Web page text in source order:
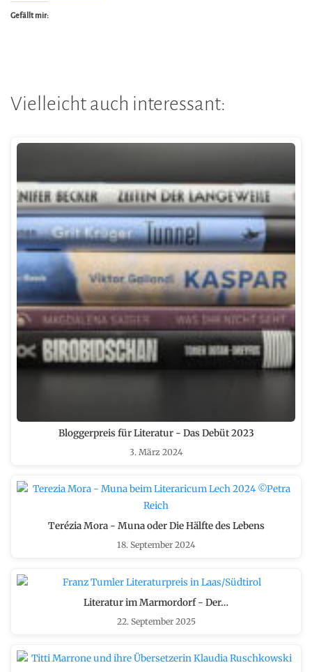
Gefällt mir:
Vielleicht auch interessant:
Bloggerpreis für Literatur - Das Debüt 2023
3. März 2024
Terézia Mora - Muna oder Die Hälfte des Lebens
18. September 2024
Literatur im Marmordorf - Der…
22. September 2025